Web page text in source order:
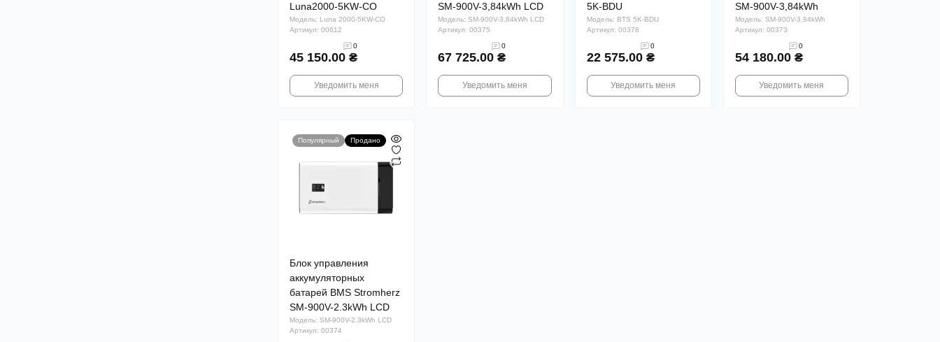
Luna2000-5KW-CO
Модель: Luna 2000-5KW-CO
Артикул: 00612
0
45 150.00 ₴
Уведомить меня
SM-900V-3,84kWh LCD
Модель: SM-900V-3,84kWh LCD
Артикул: 00375
0
67 725.00 ₴
Уведомить меня
5K-BDU
Модель: BTS 5K-BDU
Артикул: 00378
0
22 575.00 ₴
Уведомить меня
SM-900V-3,84kWh
Модель: SM-900V-3,84kWh
Артикул: 00373
0
54 180.00 ₴
Уведомить меня
Популярный Продано
Блок управления
аккумуляторных
батарей BMS Stromherz
SM-900V-2.3kWh LCD
Модель: SM-900V-2.3kWh LCD
Артикул: 00374